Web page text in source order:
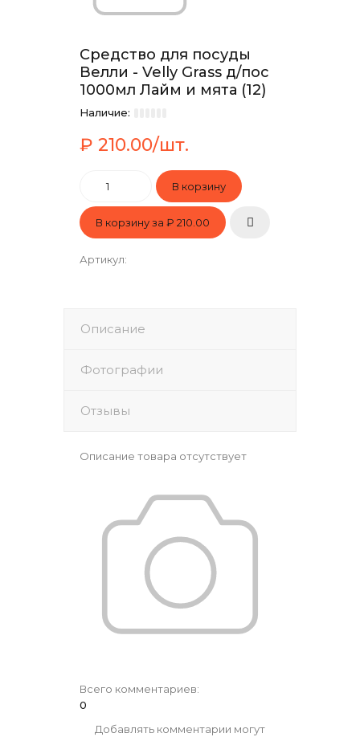
Средство для посуды
Велли - Velly Grass д/пос
1000мл Лайм и мята (12)
Наличие:
₽ 210.00/шт.
В корзину за ₽ 210.00
Артикул:
Описание
Фотографии
Отзывы
Описание товара отсутствует
Всего комментариев:
0
Добавлять комментарии могут